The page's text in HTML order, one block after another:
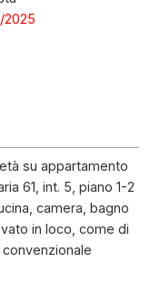
2025
su appartamento
61, int. 5, piano 1-2
camera, bagno
in loco, come di